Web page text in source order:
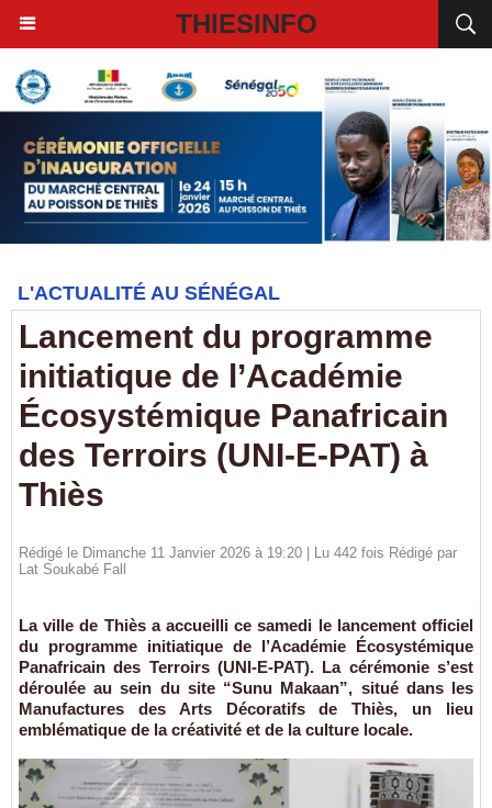
THIESINFO
L'ACTUALITÉ AU SÉNÉGAL
Lancement du programme
initiatique de l’Académie
Écosystémique Panafricain
des Terroirs (UNI-E-PAT) à
Thiès
Rédigé le Dimanche 11 Janvier 2026 à 19:20 | Lu 442 fois Rédigé par
Lat Soukabé Fall
La ville de Thiès a accueilli ce samedi le lancement officiel
du programme initiatique de l’Académie Écosystémique
Panafricain des Terroirs (UNI-E-PAT). La cérémonie s’est
déroulée au sein du site “Sunu Makaan”, situé dans les
Manufactures des Arts Décoratifs de Thiès, un lieu
emblématique de la créativité et de la culture locale.